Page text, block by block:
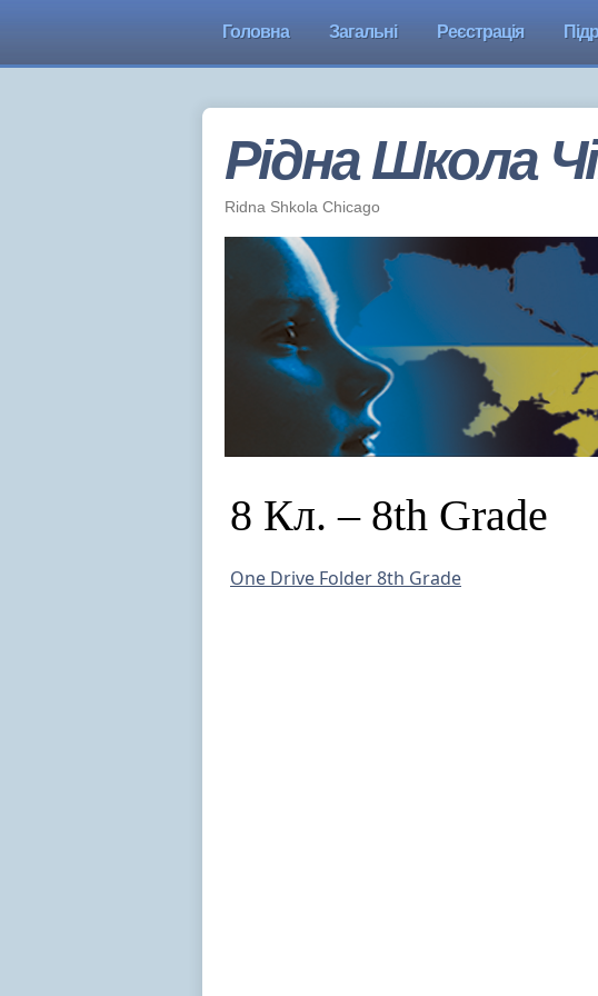
Головна Загальні Реєстрація
Рідна Школа
Ridna Shkola Chicago
8 Кл. – 8th Grade
One Drive Folder 8th Grade